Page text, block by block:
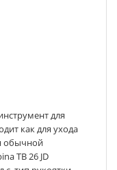
для
как для ухода
обычной
TB 26 JD